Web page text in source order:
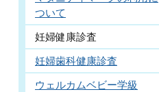
ついて
妊婦健康診査
妊婦歯科健康診査
ウェルカムベビー学級